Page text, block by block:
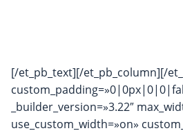
[/et_pb_text][/et_pb_column][/
_builder_version=»3.22″
use_custom_width=»on»